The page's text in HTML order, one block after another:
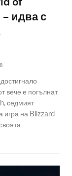
идва с
вече е погълнат
седмият
игра на Blizzard